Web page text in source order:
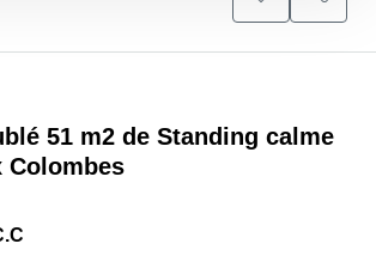
51 m2 de Standing calme
Colombes